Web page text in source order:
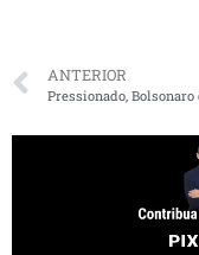
ANTERIOR